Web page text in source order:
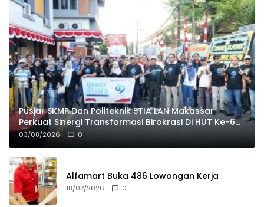
Pusjar SKMP Dan Politeknik STIA LAN Makassar
Perkuat Sinergi Transformasi Birokrasi Di HUT Ke-69
LAN RI
03/08/2026 0
Alfamart Buka 486 Lowongan Kerja
18/07/2026 0